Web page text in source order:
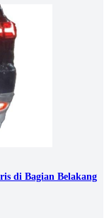
di Bagian Belakang